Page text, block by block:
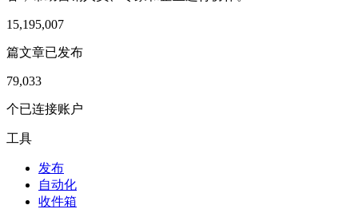
15,195,007
篇文章已发布
79,033
个已连接账户
工具
发布
自动化
收件箱